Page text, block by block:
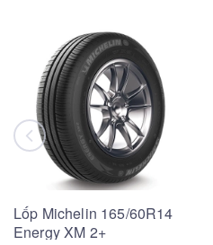
Lốp Michelin 165/60R14
Energy XM 2+